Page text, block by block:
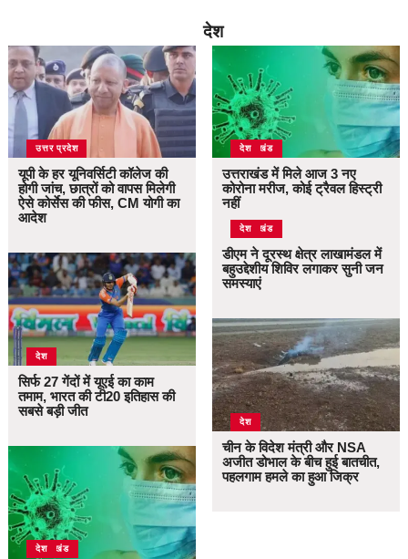
देश
उत्तर प्रदेश
यूपी के हर यूनिवर्सिटी कॉलेज की
होगी जांच, छात्रों को वापस मिलेगी
ऐसे कोर्सेस की फीस, CM योगी का
आदेश
देश
सिर्फ 27 गेंदों में यूएई का काम
तमाम, भारत की टी20 इतिहास की
सबसे बड़ी जीत
उत्तराखंड
देश
उत्तराखंड
देश
उत्तराखंड में मिले आज 3 नए
कोरोना मरीज, कोई ट्रैवल हिस्ट्री
नहीं
उत्तराखंड
देश
डीएम ने दूरस्थ क्षेत्र लाखामंडल में
बहुउद्देशीय शिविर लगाकर सुनी जन
समस्याएं
देश
चीन के विदेश मंत्री और NSA
अजीत डोभाल के बीच हुई बातचीत,
पहलगाम हमले का हुआ जिक्र